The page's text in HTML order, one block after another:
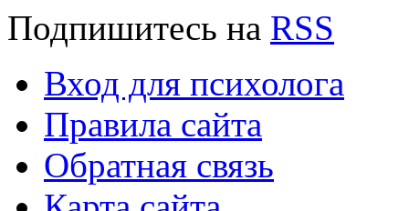
Подпишитесь на RSS
Вход для психолога
Правила сайта
Обратная связь